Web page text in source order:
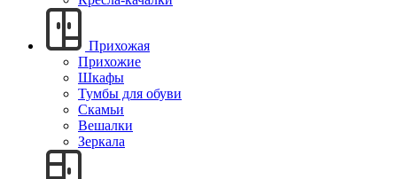
Прихожая
Прихожие
Шкафы
Тумбы для обуви
Скамьи
Вешалки
Зеркала